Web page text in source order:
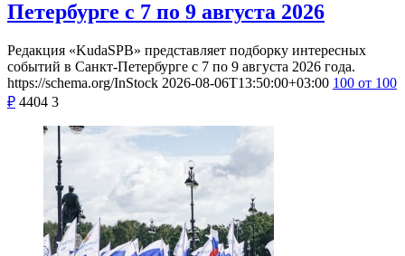
Петербурге с 7 по 9 августа 2026
Редакция «KudaSPB» представляет подборку интересных
событий в Санкт-Петербурге с 7 по 9 августа 2026 года.
https://schema.org/InStock 2026-08-06T13:50:00+03:00 100 от 100
₽ 4404 3